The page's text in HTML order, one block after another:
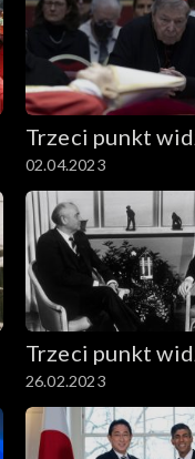
Trzeci punkt
02.04.2023
Trzeci punkt
26.02.2023